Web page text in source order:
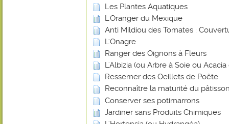
Les Plantes Aquatiques
L'Oranger du Mexique
Anti Mildiou des Tomates :
L'Onagre
Ranger des Oignons à Fleurs
L'Albizia (ou Arbre à Soie ou
Ressemer des Oeillets de Poête
Reconnaître la maturité du
Conserver ses potimarrons
Jardiner sans Produits Chimiques